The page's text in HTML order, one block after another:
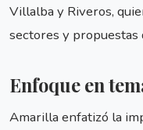
Villalba y Riveros,
sectores y
Enfoque en
Amarilla enfatizó la